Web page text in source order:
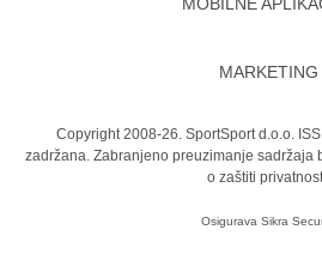
MARKETING
Copyright 2008-26. SportSport d.o.o.
zadržana. Zabranjeno preuzimanje sadržaja
o zaštiti
Osigurava Sikra